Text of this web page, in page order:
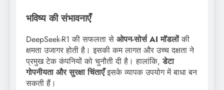
भविष्य की संभावनाएँ
DeepSeek-R1 की सफलता से ओपन-सोर्स AI मॉडलोंकी
क्षमता उजागर होती है। इसकी कम लागत और उच्च दक्षता ने
प्रमुख टेक कंपनियों को चुनौती दी है। हालांकि,डेटा
गोपनीयता और सुरक्षा चिंताएँइसके व्यापक उपयोग में बाधा बन
सकती हैं।